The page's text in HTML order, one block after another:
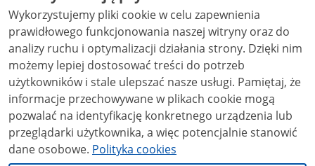
Creative Commons: uznanie autorstwa użycie
niekomercyjne - bez utworów zależnych 4.0 (CC BY-
NC-ND 4.0), o ile nie jest to stwierdzone inaczej.
Wykorzystujemy pliki cookie w celu zapewnienia
prawidłowego funkcjonowania naszej witryny oraz do
analizy ruchu i optymalizacji działania strony. Dzięki nim
możemy lepiej dostosować treści do potrzeb
użytkowników i stale ulepszać nasze usługi. Pamiętaj, że
informacje przechowywane w plikach cookie mogą
pozwalać na identyfikację konkretnego urządzenia lub
przeglądarki użytkownika, a więc potencjalnie stanowić
dane osobowe. Polityka cookies